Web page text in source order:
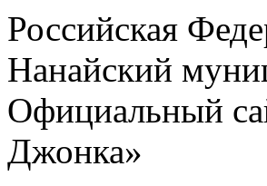
Российская
Нанайский
Официальный
Джонка»